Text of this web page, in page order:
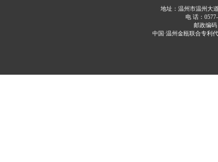
地址：温州市温州大
电 话：
邮政编码
中国·温州金瓯联合专